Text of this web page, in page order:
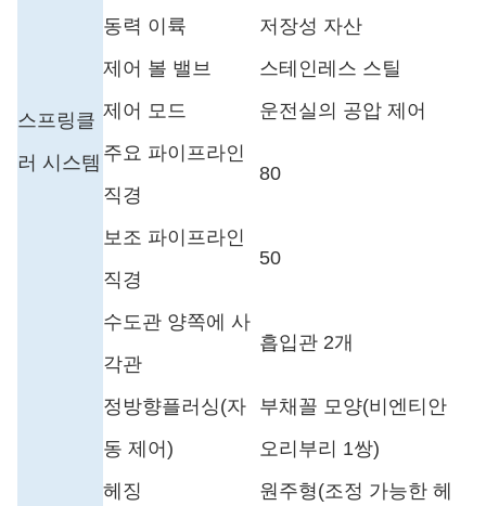
스프링클
러 시스템
동력 이륙
저장성 자산
제어 볼 밸브
스테인레스 스틸
제어 모드
운전실의 공압 제어
주요 파이프라인
직경
80
보조 파이프라인
직경
50
수도관 양쪽에 사
각관
흡입관 2개
정방향플러싱(자
동 제어)
부채꼴 모양(비엔티안
오리부리 1쌍)
헤징
원주형(조정 가능한 헤